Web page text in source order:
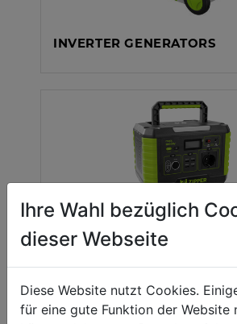
INVERTER GENERATORS
POWERSTATION
Ihre Wahl bezüglich
dieser Webseite
Diese Website nutzt Cookies.
für eine gute Funktion der Website